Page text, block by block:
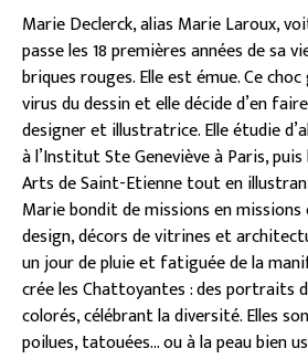
Marie Declerck, alias Marie Laroux,
passe les 18 premières années de sa
briques rouges. Elle est émue. Ce
virus du dessin et elle décide d’en
designer et illustratrice. Elle étudie
à l’Institut Ste Geneviève à Paris,
Arts de Saint-Etienne tout en
Marie bondit de missions en
design, décors de vitrines et
un jour de pluie et fatiguée de la
crée les Chattoyantes : des portraits
colorés, célébrant la diversité. Elles
poilues, tatouées… ou à la peau bien